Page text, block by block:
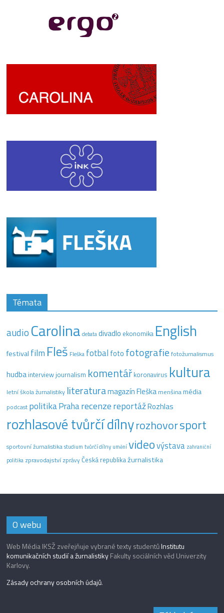
Témata
audio Carolina debata divadlo ekonomika English
festival film Fleš Fleška fotbal foto fotografie fotožurnalismus
hudba interview journalism komentář koronavirus kultura
letní škola žurnalistiky literaturamagazín Fleška menšinamédia
podcast politikaPraharecenzereportážRozhlas
rozhlasové tvůrčí dílnyrozhovorsport
sportovní žurnalistika studium tvůrčí dílny uměnívideovýstava zahraniční
politika zpravodajstvízprávyČeská republikažurnalistika
O webu
Web Média IKSŽ zveřejňuje vybrané texty studentůInstitutu
komunikačních studií a žurnalistikyFakulty sociálních věd Univerzity
Karlovy.
Zásady ochrany osobních údajů.